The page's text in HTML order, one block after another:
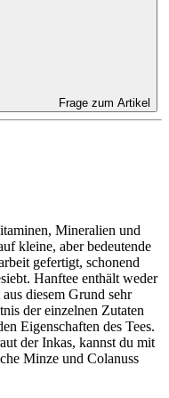
Frage zum Artikel
Mineralien und
kleine, aber bedeutende
gefertigt, schonend
Hanftee enthält weder
diesem Grund sehr
der einzelnen Zutaten
Eigenschaften des Tees.
der Inkas, kannst du mit
Minze und Colanuss